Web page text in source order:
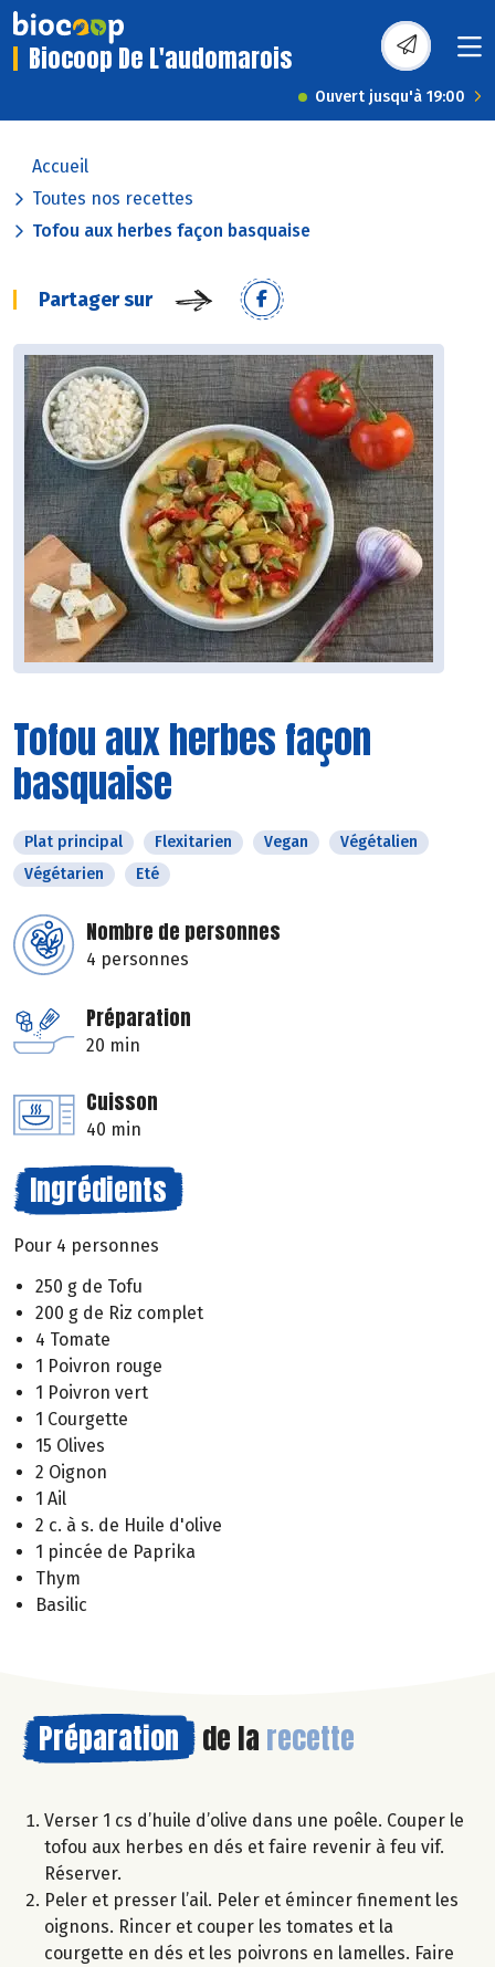
Biocoop De L'audomarois
Ouvert jusqu'à 19:00
Accueil
Toutes nos recettes
Tofou aux herbes façon basquaise
Partager sur
Tofou aux herbes façon
basquaise
Plat principal Flexitarien Vegan
Végétalien
Végétarien
Eté
Nombre de personnes
4 personnes
Préparation
20 min
Cuisson
40 min
Ingrédients
Pour 4 personnes
250 g de Tofu
200 g de Riz complet
4 Tomate
1 Poivron rouge
1 Poivron vert
1 Courgette
15 Olives
2 Oignon
1 Ail
2 c. à s. de Huile d'olive
1 pincée de Paprika
Thym
Basilic
Préparation de la recette
Verser 1 cs d’huile d’olive dans une poêle. Couper le
tofou aux herbes en dés et faire revenir à feu vif.
Réserver.
Peler et presser l’ail. Peler et émincer finement les
oignons. Rincer et couper les tomates et la
courgette en dés et les poivrons en lamelles. Faire